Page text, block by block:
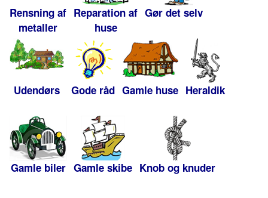
Rensning af
metaller
Reparation af
huse
Gør det selv
Udendørs Gode råd Gamle huse Heraldik
Gamle biler Gamle skibe Knob og knuder